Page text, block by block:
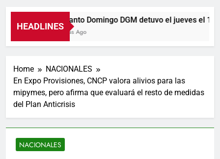
HEADLINES
En Santo Domingo DGM detuvo el jueves el
5 Horas Ago
Home
NACIONALES
En Expo Provisiones, CNCP valora alivios para las
mipymes, pero afirma que evaluará el resto de medidas
del Plan Anticrisis
NACIONALES